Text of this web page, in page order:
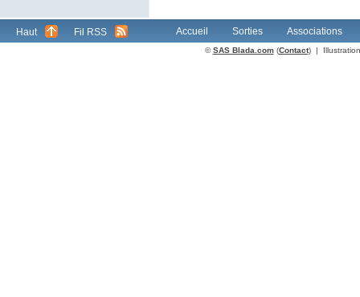
Haut Fil RSS Accueil Sorties Associations
©SAS Blada.com(Contact) |